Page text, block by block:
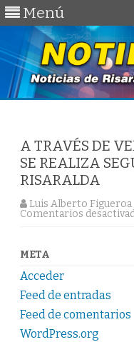
Menú
A TRAVÉS DE
SE REALIZA
RISARALDA
Luis Alberto Figueroa
Comentarios
META
Acceder
Feed de entradas
Feed de comentarios
WordPress.org